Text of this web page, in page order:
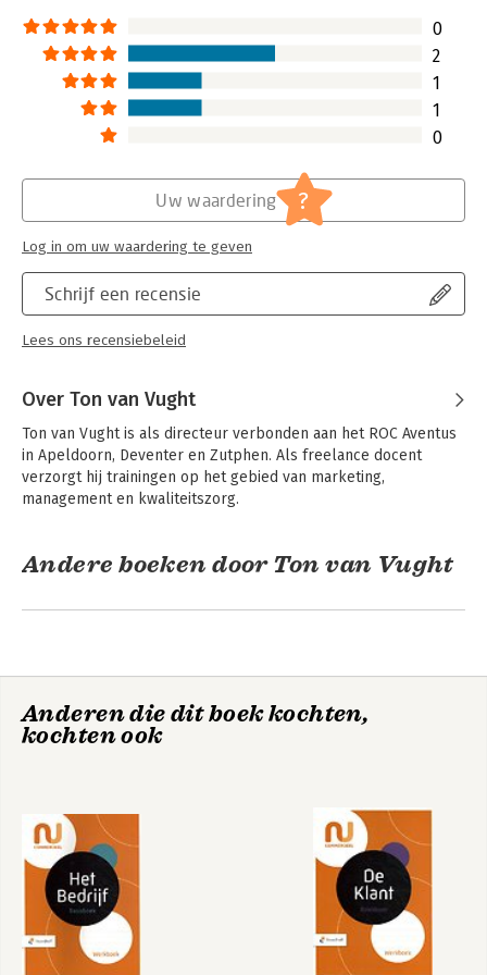
in organisaties, neuromanagement en duurzaamheid. De vele
voorbeelden, actuele casussen en artikelen maken de theorie
direct toepasbaar in de praktijk.
Doelgroep
Integraal Management is bij uitstek geschikt als oriëntatie op
Associate Degree in management (niveau 5 en 6).
Extra materiaal
Op studiemeister vinden docenten en studenten
ondersteunend materiaal, zoals bijvoorbeeld databestanden,
uitwerkingen, aanbevolen literatuur, achtergrondmaterialen en
instructiefilmpjes.
0
2
1
1
0
Schrijf een recensie
Lees ons recensiebeleid
Uw waardering ?
Log in om uw waardering te geven
Over Ton van Vught
Ton van Vught is als directeur verbonden aan het ROC Aventus
in Apeldoorn, Deventer en Zutphen. Als freelance docent
verzorgt hij trainingen op het gebied van marketing,
management en kwaliteitszorg.
Andere boeken door Ton van Vught
Basiskennis
marketing
Basisboek De Klant
WB
Anderen die dit boek kochten,
kochten ook